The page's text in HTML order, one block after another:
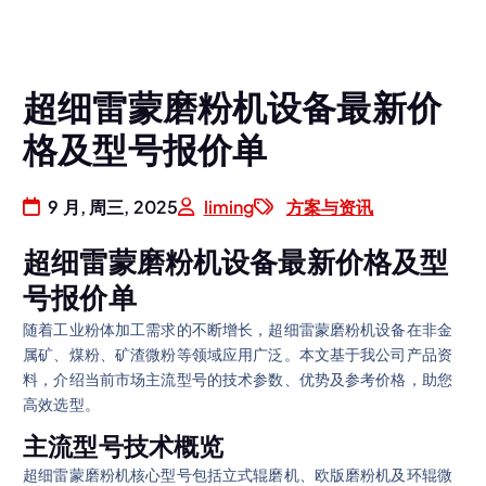
超细雷蒙磨粉机设备最新价
格及型号报价单
9 月, 周三, 2025 liming 方案与资讯
超细雷蒙磨粉机设备最新价格及型
号报价单
随着工业粉体加工需求的不断增长，超细雷蒙磨粉机设备在非金
属矿、煤粉、矿渣微粉等领域应用广泛。本文基于我公司产品资
料，介绍当前市场主流型号的技术参数、优势及参考价格，助您
高效选型。
主流型号技术概览
超细雷蒙磨粉机核心型号包括立式辊磨机、欧版磨粉机及环辊微